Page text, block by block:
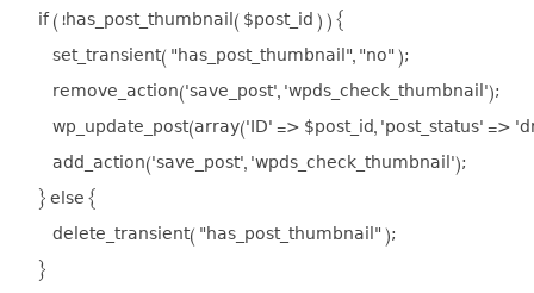
    if ( !has_post_thumbnail( $post_id ) ) {
        set_transient( "has_post_thumbnail", "no" );
        remove_action('save_post', 'wpds_check_thumbnail');
wp_update_post(array('ID' => $post_id, 'post_status' =>
        add_action('save_post', 'wpds_check_thumbnail');
    } else {
        delete_transient( "has_post_thumbnail" );
    }